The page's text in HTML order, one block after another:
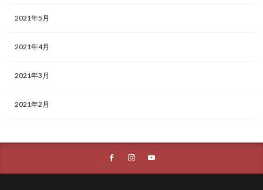
2021年5月
2021年4月
2021年3月
2021年2月